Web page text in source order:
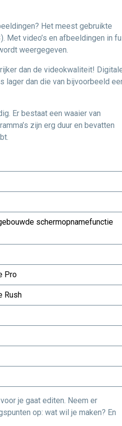
Het meest gebruikte
video’s en afbeeldingen in full
weergegeven.
dan de videokwaliteit!
lager dan die van bijvoorbeeld
Er bestaat een waaier van
zijn erg duur en bevatten
schermopnamefunctie
Pro
Rush
je gaat editen. Neem er
op: wat wil je maken? En